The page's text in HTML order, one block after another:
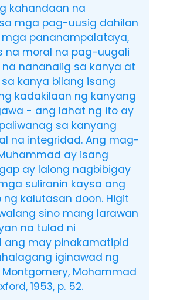
kahandaan na
mga pag-uusig dahilan
pananampalataya,
na moral na pag-uugali
nananalig sa kanya at
kanya bilang isang
kadakilaan ng kanyang
- ang lahat ng ito ay
sa kanyang
na integridad. Ang mag-
ay isang
ay lalong nagbibigay
suliranin kaysa ang
kalutasan doon. Higit
sino mang larawan
na tulad ni
ang may pinakamatipid
iginawad ng
Montgomery, Mohammad
1953, p. 52.